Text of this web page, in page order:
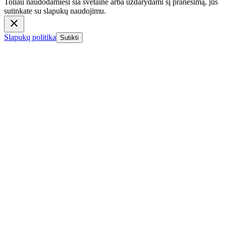
sutinkate su slapukų naudojimu.
Slapukų politika Sutikti